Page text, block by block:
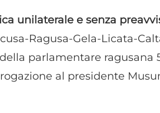
unilaterale e senza
Ragusa-Gela-Licata-
parlamentare ragusana
al presidente